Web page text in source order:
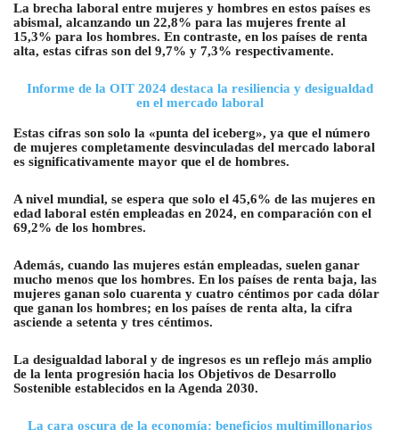
La brecha laboral entre mujeres y hombres en estos países es
abismal, alcanzando un 22,8% para las mujeres frente al
15,3% para los hombres. En contraste, en los países de renta
alta, estas cifras son del 9,7% y 7,3% respectivamente.
Informe de la OIT 2024 destaca la resiliencia y desigualdad
en el mercado laboral
Estas cifras son solo la «punta del iceberg», ya que el número
de mujeres completamente desvinculadas del mercado laboral
es significativamente mayor que el de hombres.
A nivel mundial, se espera que solo el 45,6% de las mujeres en
edad laboral estén empleadas en 2024, en comparación con el
69,2% de los hombres.
Además, cuando las mujeres están empleadas, suelen ganar
mucho menos que los hombres. En los países de renta baja, las
mujeres ganan solo cuarenta y cuatro céntimos por cada dólar
que ganan los hombres; en los países de renta alta, la cifra
asciende a setenta y tres céntimos.
La desigualdad laboral y de ingresos es un reflejo más amplio
de la lenta progresión hacia los Objetivos de Desarrollo
Sostenible establecidos en la Agenda 2030.
La cara oscura de la economía: beneficios multimillonarios